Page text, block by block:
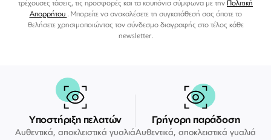
τρέχουσες τάσεις, τις προσφορές και τα κουπόνια σύμφωνα με την Πολιτική
Απορρήτου . Μπορείτε να ανακαλέσετε τη συγκατάθεσή σας όποτε το
θελήσετε χρησιμοποιώντας τον σύνδεσμο διαγραφής στο τέλος κάθε
newsletter.
Υποστήριξη πελατών
Αυθεντικά, αποκλειστικά γυαλιά
Γρήγορη παράδοση
Αυθεντικά, αποκλειστικά γυαλιά